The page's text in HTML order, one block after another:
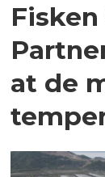
at de